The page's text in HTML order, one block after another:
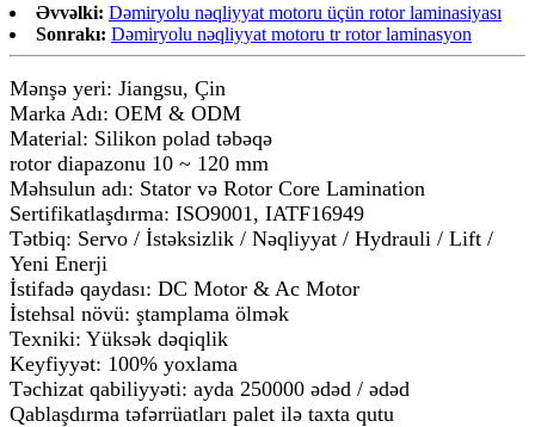
Əvvəlki: Dəmiryolu nəqliyyat motoru üçün rotor laminasiyası
Sonrakı: Dəmiryolu nəqliyyat motoru tr rotor laminasyon
Mənşə yeri: Jiangsu, Çin
Marka Adı: OEM & ODM
Material: Silikon polad təbəqə
rotor diapazonu 10 ~ 120 mm
Məhsulun adı: Stator və Rotor Core Lamination
Sertifikatlaşdırma: ISO9001, IATF16949
Tətbiq: Servo / İstəksizlik / Nəqliyyat / Hydrauli / Lift /
Yeni Enerji
İstifadə qaydası: DC Motor & Ac Motor
İstehsal növü: ştamplama ölmək
Texniki: Yüksək dəqiqlik
Keyfiyyət: 100% yoxlama
Təchizat qabiliyyəti: ayda 250000 ədəd / ədəd
Qablaşdırma təfərrüatları palet ilə taxta qutu